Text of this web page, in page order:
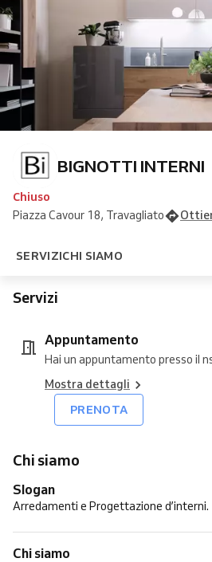
BIGNOTTI INTERNI
Chiuso
Piazza Cavour 18, Travagliato
SERVIZICHI SIAMO
Servizi
Appuntamento
Hai un appuntamento presso il
Mostra dettagli
PRENOTA
Chi siamo
Slogan
Arredamenti e Progettazione d’interni.
Chi siamo